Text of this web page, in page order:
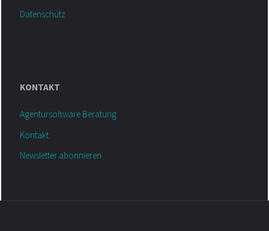
Datenschutz
KONTAKT
Agentursoftware Beratung
Kontakt
Newsletter abonnieren